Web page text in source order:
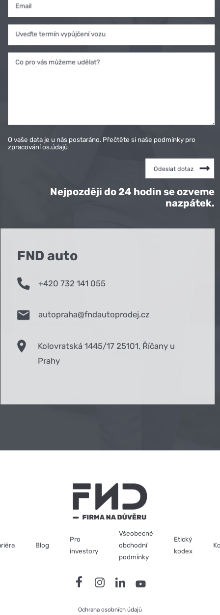
Email
Uveďte termín vypůjčení vozu
Co pro vás můžeme udělat?
O vaše data je u nás postaráno. Přečtěte si naše podmínky pro
zpracování os.údajů
Nejpozději do 24 hodin se ozveme
nazpátek.
FND auto
+420 732 141 055
autopraha@fndautoprodej.cz
Kolovratská 1445/17 25101, Říčany u
Prahy
Blog
Pro
investory
Všeobecné
obchodní
podmínky
Etický
kodex
Ochrana osobních údajů